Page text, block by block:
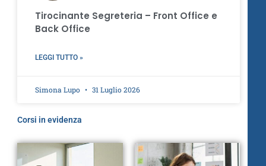
Tirocinante Segreteria – Front Office e
Back Office
LEGGI TUTTO »
Simona Lupo 31 Luglio 2026
Corsi in evidenza